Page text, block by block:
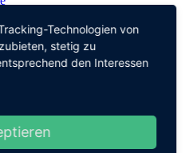
Technologien von
stetig zu
den Interessen